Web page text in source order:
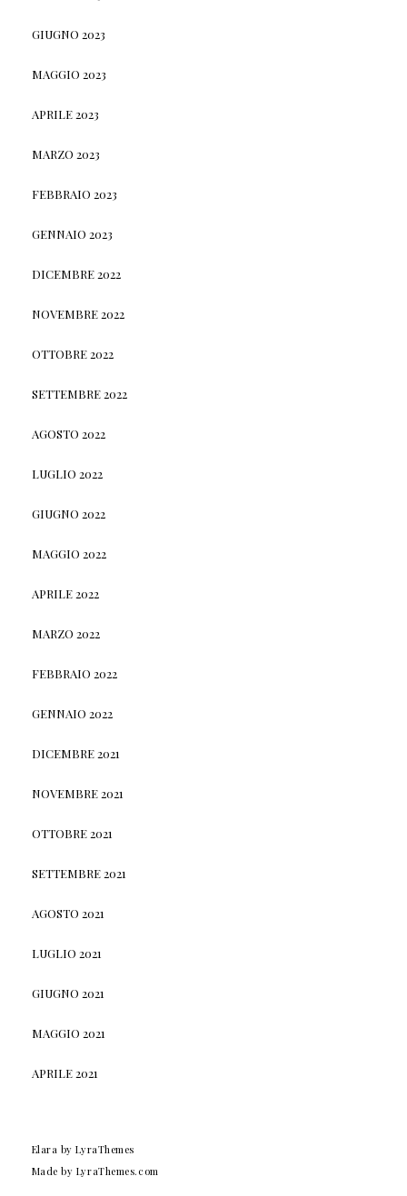
GIUGNO 2023
MAGGIO 2023
APRILE 2023
MARZO 2023
FEBBRAIO 2023
GENNAIO 2023
DICEMBRE 2022
NOVEMBRE 2022
OTTOBRE 2022
SETTEMBRE 2022
AGOSTO 2022
LUGLIO 2022
GIUGNO 2022
MAGGIO 2022
APRILE 2022
MARZO 2022
FEBBRAIO 2022
GENNAIO 2022
DICEMBRE 2021
NOVEMBRE 2021
OTTOBRE 2021
SETTEMBRE 2021
AGOSTO 2021
LUGLIO 2021
GIUGNO 2021
MAGGIO 2021
APRILE 2021
Elara by LyraThemes
Made by LyraThemes.com